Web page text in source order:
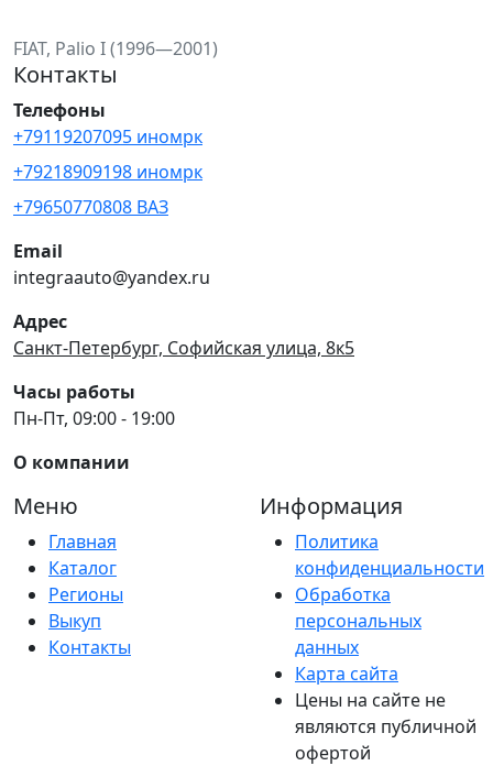
FIAT, Palio I (1996—2001)
Контакты
Телефоны
+79119207095 иномрк
+79218909198 иномрк
+79650770808 ВАЗ
Email
integraauto@yandex.ru
Адрес
Санкт-Петербург, Софийская улица, 8к5
Часы работы
Пн-Пт, 09:00 - 19:00
О компании
Меню
Главная
Каталог
Регионы
Выкуп
Контакты
Информация
Политика
конфиденциальности
Обработка
персональных
данных
Карта сайта
Цены на сайте не
являются публичной
офертой